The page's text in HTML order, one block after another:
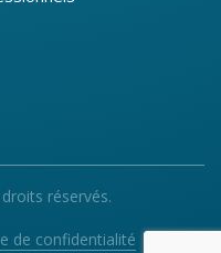
réservés.
de confidentialité